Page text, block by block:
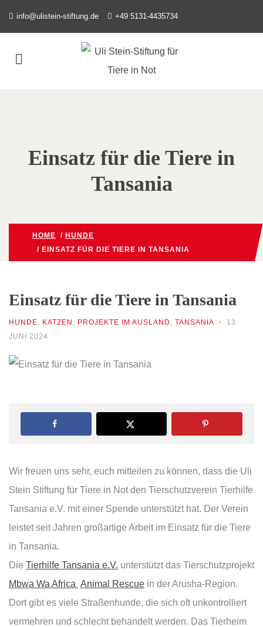
info@ulistein-stiftung.de +49 5131-4435734
Einsatz für die Tiere in
Tansania
HOME / HUNDE
/ EINSATZ FÜR DIE TIERE IN TANSANIA
Einsatz für die Tiere in Tansania
HUNDE, KATZEN , PROJEKTE IM AUSLAND , TANSANIA
13.
JUNI 2024
Wir freuen uns sehr, euch mitteilen zu können, dass die Uli
Stein Stiftung für Tiere in Not den Tierschutzverein Tierhilfe
Tansania e.V. mit einer Spende unterstützt hat. Der Verein
leistet seit Jahren großartige Arbeit im Einsatz für die Tiere
in Tansania.
Die Tierhilfe Tansania e.V. unterstützt das Tierschutzprojekt
Mbwa Wa Africa Animal Rescue in der Arusha-Region.
Dort gibt es viele Straßenhunde, die sich oft unkontrolliert
vermehren und schlecht behandelt werden. Das Tierheim